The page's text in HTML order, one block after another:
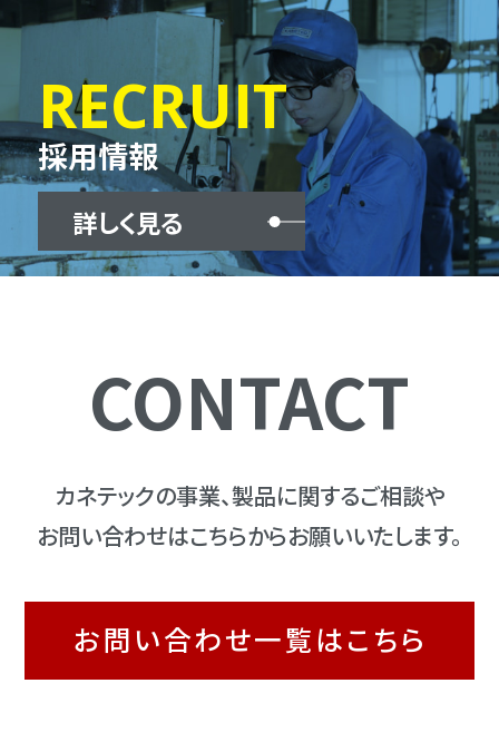
RECRUIT
採用情報
詳しく見る
CONTACT
カネテックの事業、製品に関するご相談や
お問い合わせはこちらからお願いいたします。
お問い合わせ一覧はこちら